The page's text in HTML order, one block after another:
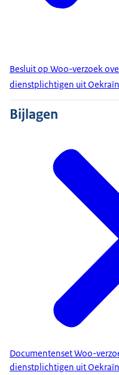
Besluit op Woo-verzoek
dienstplichtigen uit
Bijlagen
Documentenset Woo-
dienstplichtigen uit